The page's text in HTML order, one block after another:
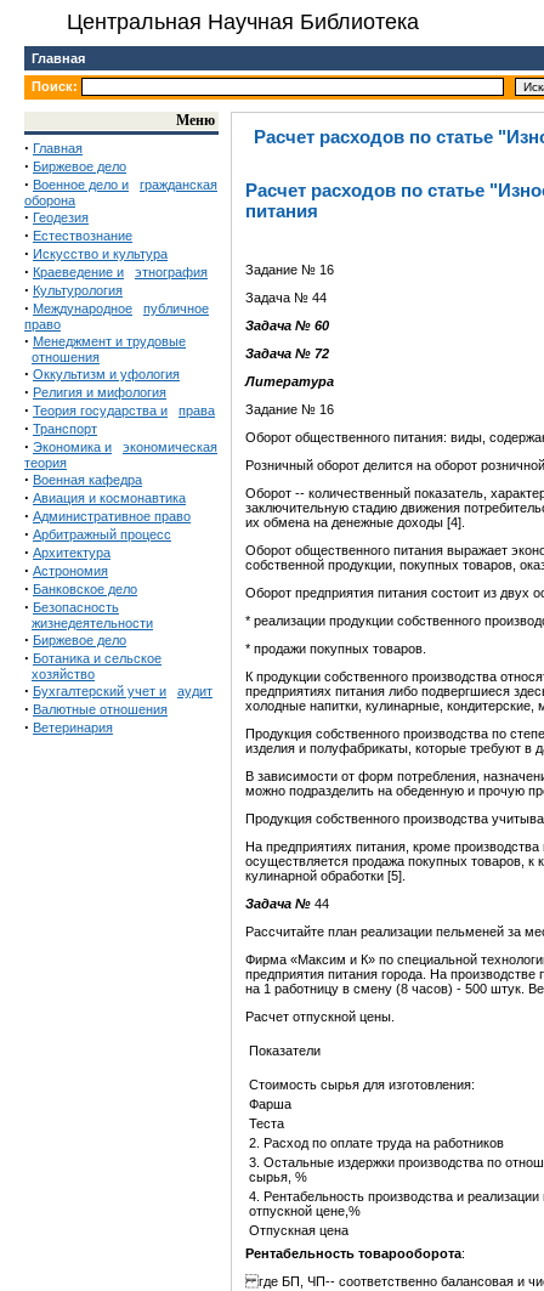
Центральная Научная Библиотека
Главная
Поиск:
Меню
· Главная
· Биржевое дело
· Военное дело и
гражданская
оборона
· Геодезия
· Естествознание
· Искусство и культура
· Краеведение и этнография
· Культурология
· Международное
публичное
право
· Менеджмент и трудовые
отношения
· Оккультизм и уфология
· Религия и мифология
· Теория государства и права
· Транспорт
· Экономика и
экономическая
теория
· Военная кафедра
· Авиация и космонавтика
· Административное право
· Арбитражный процесс
· Архитектура
· Астрономия
· Банковское дело
· Безопасность
жизнедеятельности
· Биржевое дело
· Ботаника и сельское
хозяйство
· Бухгалтерский учет и аудит
· Валютные отношения
· Ветеринария
Расчет расходов по статье
Расчет расходов по статье
питания
Задание № 16
Задача № 44
Задача № 60
Задача № 72
Литература
Задание № 16
Оборот общественного питания: виды,
Розничный оборот делится на оборот
Оборот -- количественный показатель,
заключительную стадию движения
их обмена на денежные доходы [4].
Оборот общественного питания выражает
собственной продукции, покупных товаров,
Оборот предприятия питания состоит из двух
* реализации продукции собственного
* продажи покупных товаров.
К продукции собственного производства
предприятиях питания либо подвергшиеся
холодные напитки, кулинарные,
Продукция собственного производства по
изделия и полуфабрикаты, которые требуют в
В зависимости от форм потребления,
можно подразделить на обеденную и прочую
Продукция собственного производства
На предприятиях питания, кроме
осуществляется продажа покупных товаров, к
кулинарной обработки [5].
Задача № 44
Рассчитайте план реализации пельменей за
Фирма «Максим и К» по специальной
предприятия питания города. На
на 1 работницу в смену (8 часов) - 500 штук.
Расчет отпускной цены.
Показатели
Стоимость сырья для изготовления:
Фарша
Теста
2. Расход по оплате труда на работников
3. Остальные издержки производства по
сырья, %
4. Рентабельность производства и
отпускной цене,%
Отпускная цена
Рентабельность товарооборота:
где БП, ЧП-- соответственно балансовая и